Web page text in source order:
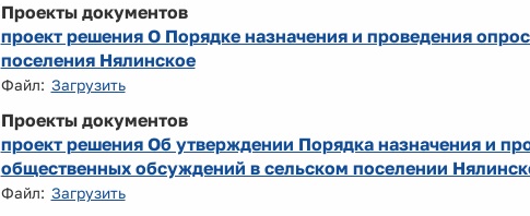
Проекты документов
проект решения О Порядке назначения и проведения
поселения Нялинское
Файл: Загрузить
Проекты документов
проект решения Об утверждении Порядка назначения и
общественных обсуждений в сельском поселении
Файл: Загрузить